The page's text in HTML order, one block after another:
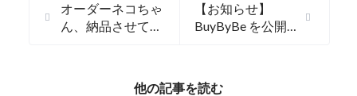
オーダーネコちゃ
ん、納品させてい
【お知らせ】
BuyByBe を公開
他の記事を読む